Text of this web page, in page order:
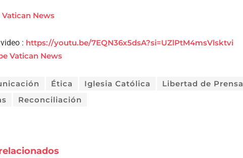
Vatican News
: https://youtu.be/7EQN36x5dsA?si=UZlPtM4msVlsktvi
Vatican News
Ética Iglesia Católica Libertad de Prensa
Reconciliación